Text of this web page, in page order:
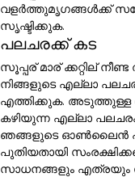
വളർത്തുമൃഗങ്ങൾക്ക്
സൃഷ്ടിക്കുക.
പലചരക്ക് കട
സൂപ്പര് മാര് ക്കറ്റില്
നിങ്ങളുടെ എല്ലാ
എത്തിക്കുക. അടുത്തുള്ള
കഴിയുന്ന എല്ലാ
ഞങ്ങളുടെ ഓൺലൈൻ
പുതിയതായി
സാധനങ്ങളും എത്രയും